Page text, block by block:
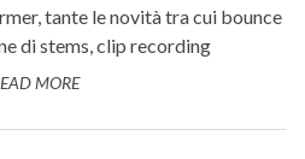
tante le novità tra cui bounce
di stems, clip recording
MORE